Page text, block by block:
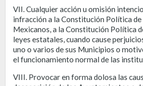
VII. Cualquier acción u omisión
infracción a la Constitución Política de
Mexicanos, a la Constitución Política
leyes estatales, cuando cause
uno o varios de sus Municipios o
el funcionamiento normal de las
VIII. Provocar en forma dolosa las